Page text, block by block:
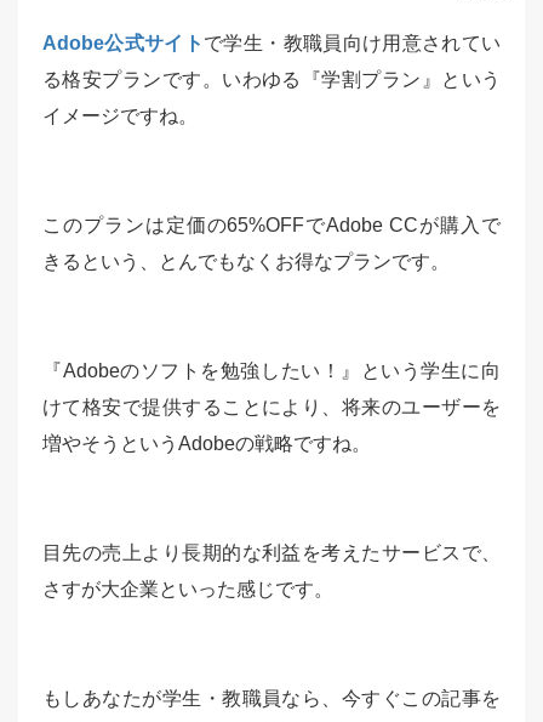
Adobe公式サイト で学生・教職員向け用意されてい
る格安プランです。いわゆる『学割プラン』という
イメージですね。
このプランは定価の65%OFFでAdobe CCが購入で
きるという、とんでもなくお得なプランです。
『Adobeのソフトを勉強したい！』という学生に向
けて格安で提供することにより、将来のユーザーを
増やそうというAdobeの戦略ですね。
目先の売上より長期的な利益を考えたサービスで、
さすが大企業といった感じです。
もしあなたが学生・教職員なら、今すぐこの記事を